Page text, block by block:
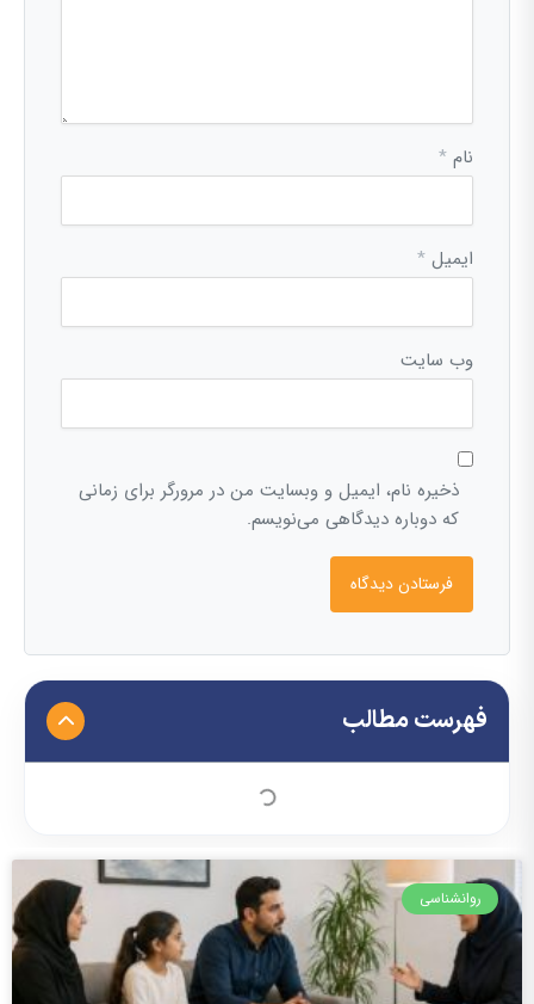
نام *
ایمیل *
وب‌ سایت
ذخیره نام، ایمیل و وبسایت من در مرورگر برای زمانی
که دوباره دیدگاهی می‌نویسم.
فهرست مطالب
روانشناسی